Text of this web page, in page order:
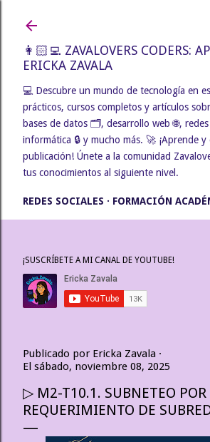
👩🏻‍💻 ZAVALOVERS CODERS:
ERICKA ZAVALA
💻 Descubre un mundo de tecnología en
prácticos, cursos completos y artículos
bases de datos 🗂️, desarrollo web 🌐,
informática 🔒 y mucho más. 🚀 ¡Aprende y
publicación! Únete a la comunidad
tus conocimientos al siguiente nivel.
REDES SOCIALES FORMACIÓN
¡SUSCRÍBETE A MI CANAL DE YOUTUBE!
Publicado por Ericka Zavala
El sábado, noviembre 08, 2025
▷ M2-T10.1. SUBNETEO POR
REQUERIMIENTO DE